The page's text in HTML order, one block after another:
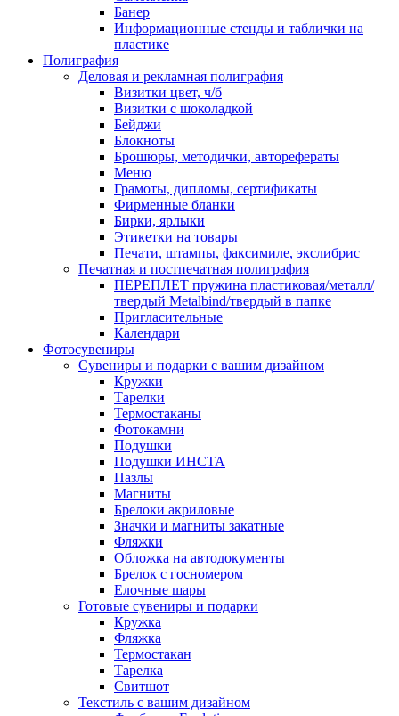
Банер
Информационные стенды и таблички на
пластике
Полиграфия
Деловая и рекламная полиграфия
Визитки цвет, ч/б
Визитки с шоколадкой
Бейджи
Блокноты
Брошюры, методички, авторефераты
Меню
Грамоты, дипломы, сертификаты
Фирменные бланки
Бирки, ярлыки
Этикетки на товары
Печати, штампы, факсимиле, экслибрис
Печатная и постпечатная полиграфия
ПЕРЕПЛЕТ пружина пластиковая/металл/
твердый Metalbind/твердый в папке
Пригласительные
Календари
Фотосувениры
Сувениры и подарки с вашим дизайном
Кружки
Тарелки
Термостаканы
Фотокамни
Подушки
Подушки ИНСТА
Пазлы
Магниты
Брелоки акриловые
Значки и магниты закатные
Фляжки
Обложка на автодокументы
Брелок с госномером
Елочные шары
Готовые сувениры и подарки
Кружка
Фляжка
Термостакан
Тарелка
Свитшот
Текстиль с вашим дизайном